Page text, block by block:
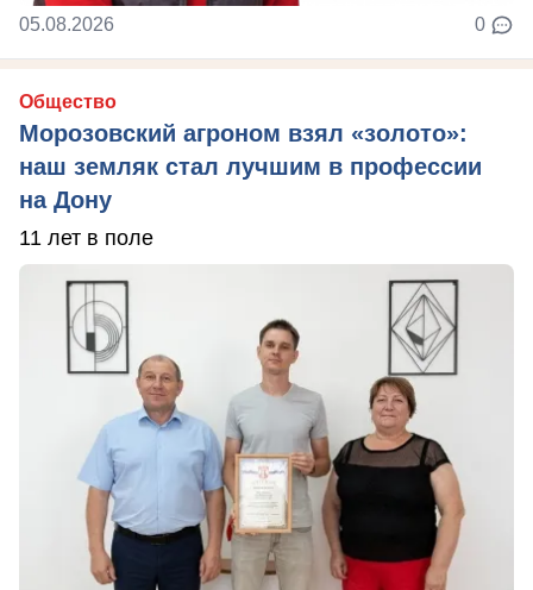
05.08.2026 0
Общество
Морозовский агроном взял «золото»:
наш земляк стал лучшим в профессии
на Дону
11 лет в поле